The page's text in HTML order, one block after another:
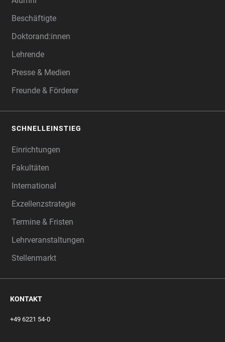
Beschäftigte
Doktorand:innen
Lehrende
Presse & Medien
Freunde & Förderer
SCHNELLEINSTIEG
Einrichtungen
Fakultäten
International
Exzellenzstrategie
Termine & Fristen
Lehrveranstaltungen
Stellenmarkt
KONTAKT
+49 6221 54-0